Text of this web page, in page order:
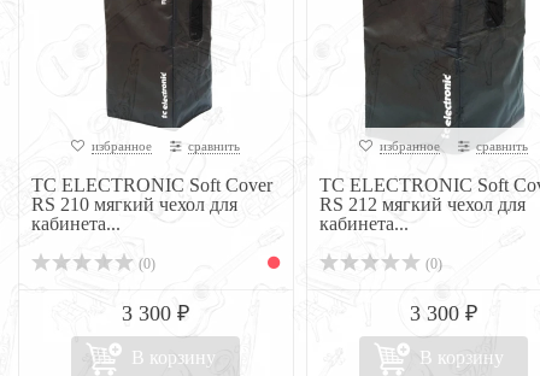
избранное сравнить
TC ELECTRONIC Soft Cover
RS 210 мягкий чехол для
кабинета...
(0)
3 300 ₽
В корзину
избранное сравнить
TC ELECTRONIC Soft
RS 212 мягкий чехол для
кабинета...
(0)
3 300 ₽
В корзину